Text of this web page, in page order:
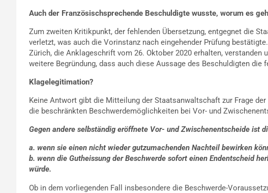
Auch der Französischsprechende Beschuldigte wusste, worum es
Zum zweiten Kritikpunkt, der fehlenden Übersetzung, entgegnet die
verletzt, was auch die Vorinstanz nach eingehender Prüfung
Zürich, die Anklageschrift vom 26. Oktober 2020 erhalten,
weitere Begründung, dass auch diese Aussage des Beschuldigten die
Klagelegitimation?
Keine Antwort gibt die Mitteilung der Staatsanwaltschaft zur Frage
die beschränkten Beschwerdemöglichkeiten bei Vor- und
Gegen andere selbständig eröffnete Vor- und Zwischenentscheide ist
a. wenn sie einen nicht wieder gutzumachenden Nachteil bewirken
b. wenn die Gutheissung der Beschwerde sofort einen Endentscheid
würde.
Ob in dem vorliegenden Fall insbesondere die Beschwerde-